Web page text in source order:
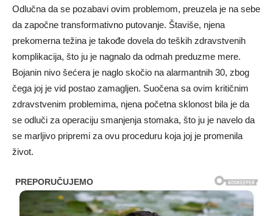
Odlučna da se pozabavi ovim problemom, preuzela je na sebe
da započne transformativno putovanje. Štaviše, njena
prekomerna težina je takođe dovela do teških zdravstvenih
komplikacija, što ju je nagnalo da odmah preduzme mere.
Bojanin nivo šećera je naglo skočio na alarmantnih 30, zbog
čega joj je vid postao zamagljen. Suočena sa ovim kritičnim
zdravstvenim problemima, njena početna sklonost bila je da
se odluči za operaciju smanjenja stomaka, što ju je navelo da
se marljivo pripremi za ovu proceduru koja joj je promenila
život.